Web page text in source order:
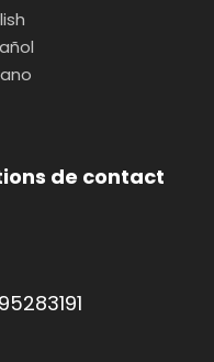
de contact